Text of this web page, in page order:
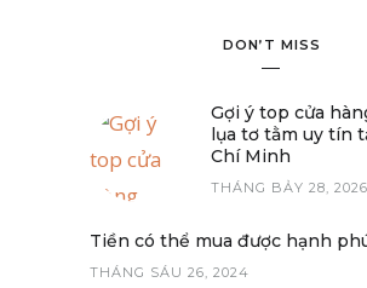
DON’T MISS
Gợi ý top cửa
lụa tơ tằm uy tín
Chí Minh
THÁNG BẢY 28, 2026
Tiền có thể mua được hạnh
THÁNG SÁU 26, 2024